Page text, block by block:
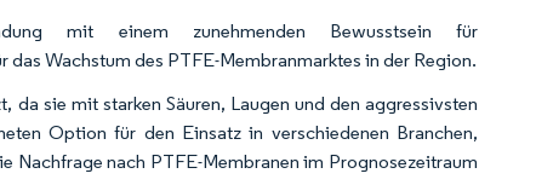
mit einem zunehmenden Bewusstsein für
Wachstum des PTFE-Membranmarktes in der Region.
sie mit starken Säuren, Laugen und den aggressivsten
Option für den Einsatz in verschiedenen Branchen,
Nachfrage nach PTFE-Membranen im Prognosezeitraum